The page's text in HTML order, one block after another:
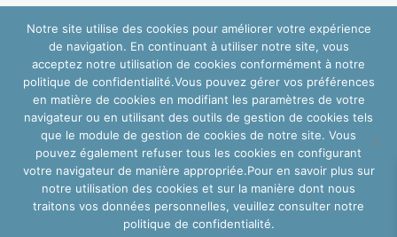
Mentions Légales
Conditions Générales de Vente
Suivre sur les réseaux
Notre site utilise des cookies pour améliorer votre expérience
de navigation. En continuant à utiliser notre site, vous
acceptez notre utilisation de cookies conformément à notre
politique de confidentialité.Vous pouvez gérer vos préférences
en matière de cookies en modifiant les paramètres de votre
navigateur ou en utilisant des outils de gestion de cookies tels
que le module de gestion de cookies de notre site. Vous
pouvez également refuser tous les cookies en configurant
votre navigateur de manière appropriée.Pour en savoir plus sur
notre utilisation des cookies et sur la manière dont nous
traitons vos données personnelles, veuillez consulter notre
politique de confidentialité.